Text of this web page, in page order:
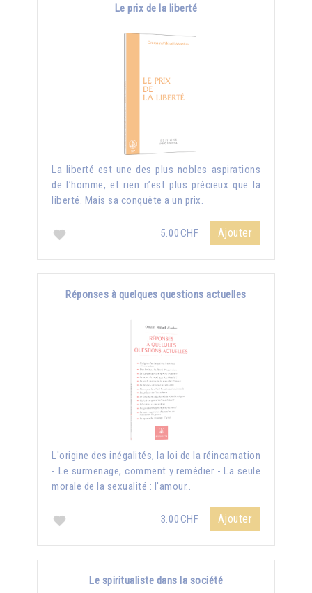
Le prix de la liberté
La liberté est une des plus nobles aspirations
de l’homme, et rien n’est plus précieux que la
liberté. Mais sa conquête a un prix.
5.00CHF Ajouter
Réponses à quelques questions actuelles
L'origine des inégalités, la loi de la réincarnation
- Le surmenage, comment y remédier - La seule
morale de la sexualité : l'amour..
3.00CHF Ajouter
Le spiritualiste dans la société